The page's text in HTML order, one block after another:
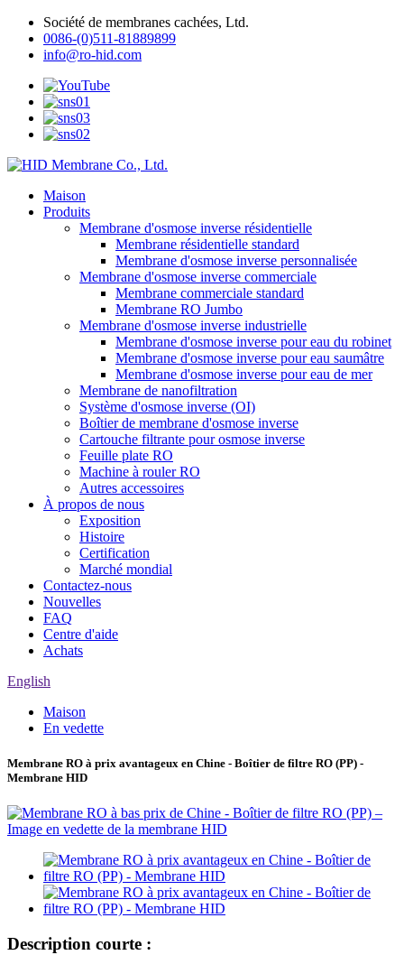
Société de membranes cachées, Ltd.
0086-(0)511-81889899
info@ro-hid.com
Maison
Produits
Membrane d'osmose inverse résidentielle
Membrane résidentielle standard
Membrane d'osmose inverse personnalisée
Membrane d'osmose inverse commerciale
Membrane commerciale standard
Membrane RO Jumbo
Membrane d'osmose inverse industrielle
Membrane d'osmose inverse pour eau du robinet
Membrane d'osmose inverse pour eau saumâtre
Membrane d'osmose inverse pour eau de mer
Membrane de nanofiltration
Système d'osmose inverse (OI)
Boîtier de membrane d'osmose inverse
Cartouche filtrante pour osmose inverse
Feuille plate RO
Machine à rouler RO
Autres accessoires
À propos de nous
Exposition
Histoire
Certification
Marché mondial
Contactez-nous
Nouvelles
FAQ
Centre d'aide
Achats
English
Maison
En vedette
Membrane RO à prix avantageux en Chine - Boîtier de filtre RO (PP) -
Membrane HID
Description courte :